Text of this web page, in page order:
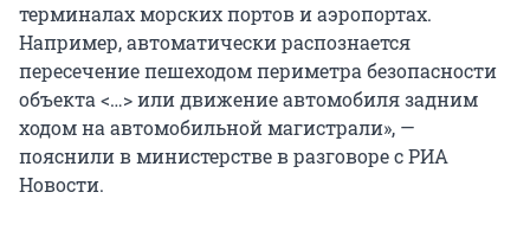
терминалах морских портов и аэропортах.
Например, автоматически распознается
пересечение пешеходом периметра безопасности
объекта <…> или движение автомобиля задним
ходом на автомобильной магистрали», —
пояснили в министерстве в разговоре с РИА
Новости.